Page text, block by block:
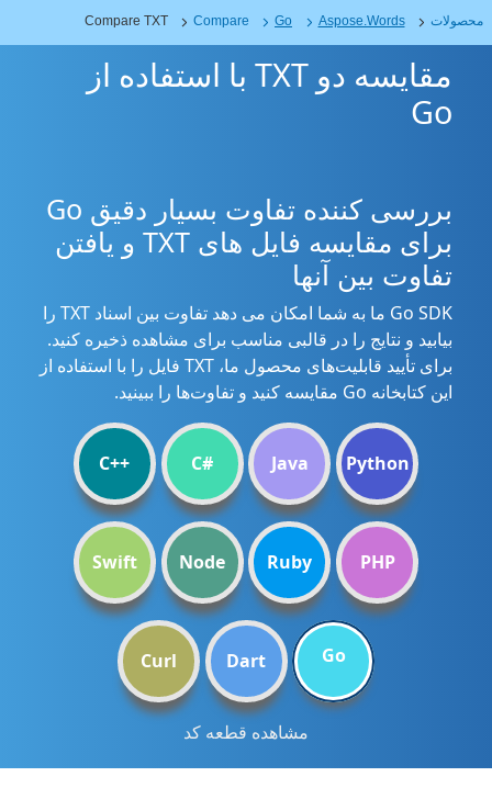
محصولات Aspose.Words
Go
Compare
Compare TXT
مقایسه دو TXT با استفاده از
Go
بررسی کننده تفاوت بسیار دقیق Go
برای مقایسه فایل های TXT و یافتن
تفاوت بین آنها
Go SDK ما به شما امکان می دهد تفاوت بین اسناد TXT را
بیابید و نتایج را در قالبی مناسب برای مشاهده ذخیره کنید.
برای تأیید قابلیت‌های محصول ما، TXT فایل را با استفاده از
این کتابخانه Go مقایسه کنید و تفاوت‌ها را ببینید.
Python
Java
C#
C++
PHP
Ruby
Node
Swift
Go
Dart
Curl
مشاهده قطعه کد